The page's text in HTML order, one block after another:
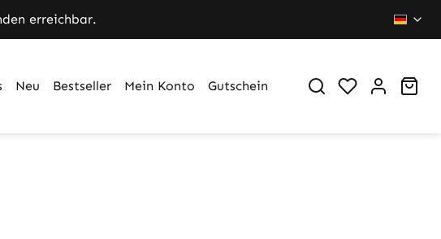
erreichbar.
Neu Bestseller Mein Konto Gutschein Du hast 0